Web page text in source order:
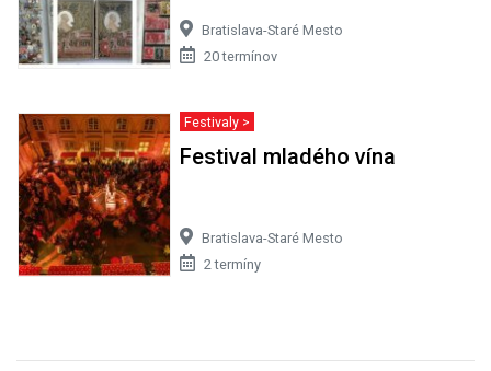
Bratislava-Staré Mesto
20 termínov
Festivaly >
Festival mladého vína
Bratislava-Staré Mesto
2 termíny